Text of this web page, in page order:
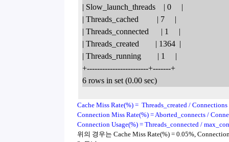
| Slow_launch_threads    | 0     |
| Threads_cached         | 7     |
| Threads_connected      | 1     |
| Threads_created        | 1364  |
| Threads_running        | 1     |
+------------------------+-------+
6 rows in set (0.00 sec)
Cache Miss Rate(%) = Threads_created /
Connection Miss Rate(%) = Aborted_connects /
Connection Usage(%) = Threads_connected /
위의 경우는 Cache Miss Rate(%) = 0.05%,